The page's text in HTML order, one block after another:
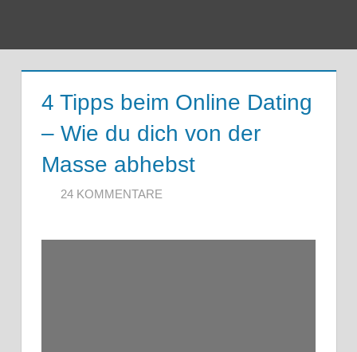
4 Tipps beim Online Dating
– Wie du dich von der
Masse abhebst
3. JANUAR 2020
ARTKOLMAI@GMAIL.COM
24 KOMMENTARE